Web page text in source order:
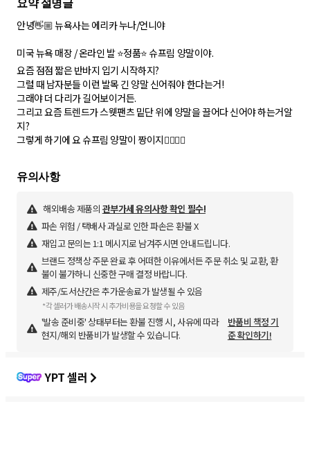
요약 설명글
안녕👋🏼 뉴욕사는 에리카 누나/언니야
미국 뉴욕 매장 / 온라인 발 ⭐️정품⭐️ 슈프림 양말이야.
요즘 점점 짧은 반바지 입기 시작하지?
그럴 때 남자분들 이런 발목 긴 양말 신어줘야 한다는거!
그래야 더 다리가 길어보이거든.
그리고 요즘 트렌드가 스웻팬츠 밑단 위에 양말을 끌어다 신어야 하는거알
지?
그렇게 하기에 요 슈프림 양말이 짱이지👍🏼👍🏼
유의사항
해외배송 제품의 관부가세 유의사항 확인 필수!
파손 위험 / 택배사 과실로 인한 파손은 환불 X
재입고 문의는 1:1 메시지로 남겨주시면 안내드립니다.
브랜드 정책상 주문 완료 후 어떠한 이유에서든 주문 취소 및 교환, 환
불이 불가하니 신중한 구매 결정 바랍니다.
제주/도서산간은 추가운송료가 발생될 수 있음
*각 셀러가 배송시작 시 추가비용을 요청할 수 있음
'발송 준비중' 상태부터는 환불 진행 시, 사유에 따라
현지/해외 반품비가 발생할 수 있습니다.
반품비 책정 기
준 확인하기!
YPT 셀러